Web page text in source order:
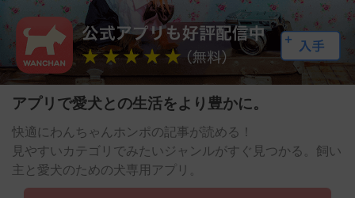
アプリで愛犬との生活をより豊かに。
快適にわんちゃんホンポの記事が読める！
見やすいカテゴリでみたいジャンルがすぐ見つかる。飼い
主と愛犬のための犬専用アプリ。